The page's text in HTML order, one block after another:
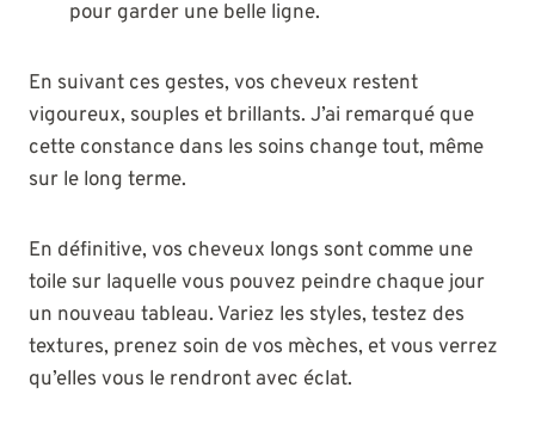
pour garder une belle ligne.
En suivant ces gestes, vos cheveux restent
vigoureux, souples et brillants. J’ai remarqué que
cette constance dans les soins change tout, même
sur le long terme.
En définitive, vos cheveux longs sont comme une
toile sur laquelle vous pouvez peindre chaque jour
un nouveau tableau. Variez les styles, testez des
textures, prenez soin de vos mèches, et vous verrez
qu’elles vous le rendront avec éclat.